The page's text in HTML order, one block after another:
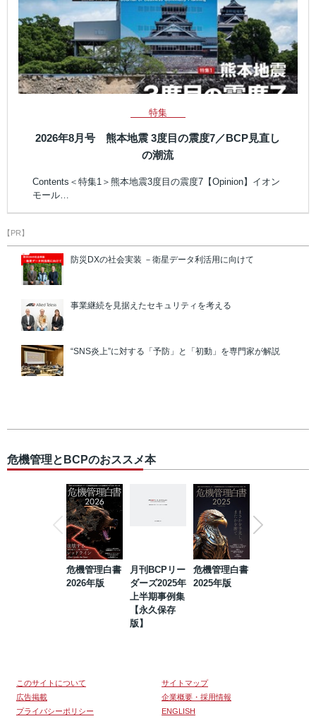
特集
2026年8月号 熊本地震 3度目の震度7／BCP見直し
の潮流
Contents＜特集1＞熊本地震3度目の震度7【Opinion】イオン
モール…
【PR】
防災DXの社会実装 －衛星データ利活用に向けて
事業継続を見据えたセキュリティを考える
“SNS炎上”に対する「予防」と「初動」を専門家が解説
危機管理とBCPのおススメ本
危機管理白書
2026年版
月刊BCPリー
ダーズ2025年
上半期事例集
【永久保存
版】
危機管理白書
2025年版
このサイトについて
サイトマップ
広告掲載
企業概要・採用情報
プライバシーポリシー
ENGLISH